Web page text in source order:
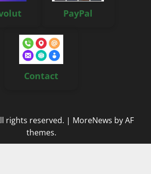
PayPal
Contact
rights reserved. | MoreNews by AF
themes.